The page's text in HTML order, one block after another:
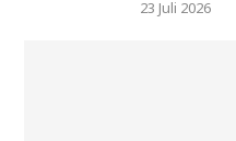
23 Juli 2026